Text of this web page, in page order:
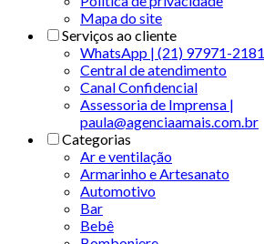
Mapa do site
Serviços ao cliente
WhatsApp | (21) 97971-2181
Central de atendimento
Canal Confidencial
Assessoria de Imprensa |
paula@agenciaamais.com.br
Categorias
Ar e ventilação
Armarinho e Artesanato
Automotivo
Bar
Bebê